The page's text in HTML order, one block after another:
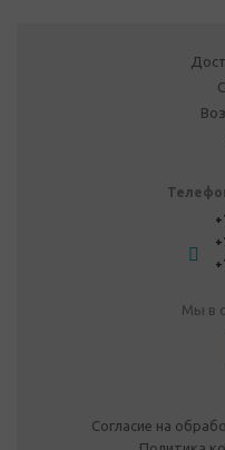
Мы в
Согласие на